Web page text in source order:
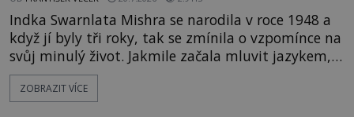
Indka Swarnlata Mishra se narodila v roce 1948 a
když jí byly tři roky, tak se zmínila o vzpomínce na
svůj minulý život. Jakmile začala mluvit jazykem,
který nikdo nezná, začali rodiče její podivné
chování brát vážně. Je snad důkazem reinkarnace?
ZOBRAZIT VÍCE